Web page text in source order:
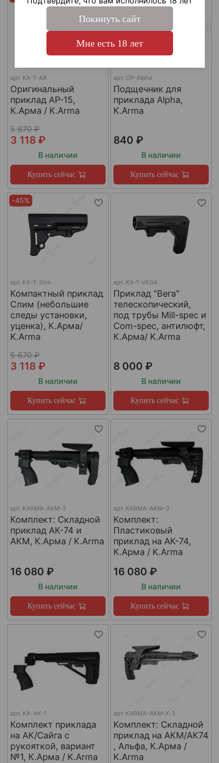
арт. KA-T-AR
Оригинальный
приклад AР-15,
К.Арма / K.Arma
5 670 ₽
3 118 ₽
В наличии
Купить сейчас
арт. CP-Alpha
Подщечник для
приклада Alpha,
K.Arma
840 ₽
В наличии
Купить сейчас
-45%
арт. KA-T-Slim
Компактный приклад
Слим (небольшие
следы установки,
уценка), К.Арма/
K.Arma
5 670 ₽
3 118 ₽
В наличии
Купить сейчас
арт. KA-T-VEGA
Приклад "Вега"
телескопический,
под трубы Mill-spec и
Com-spec, антилюфт,
К.Арма/ K.Arma
8 000 ₽
В наличии
Купить сейчас
арт. KARMA-AKM-2
Комплект: Cкладной
приклад АК-74 и
АКМ, К.Арма / K.Arma
16 080 ₽
В наличии
Купить сейчас
арт. KARMA-AKM-3
Комплект:
Пластиковый
приклад на АК-74,
К.Арма / K.Arma
16 080 ₽
В наличии
Купить сейчас
арт. KA-AK-1
Комплект приклада
на АК/Сайга с
рукояткой, вариант
№1, К.Арма / K.Arma
арт. KARMA-AKM-X-3
Комплект: Складной
приклад на АКМ/АК74
, Альфа, К.Арма /
K.Arma
Покинуть сайт
Мне есть 18 лет